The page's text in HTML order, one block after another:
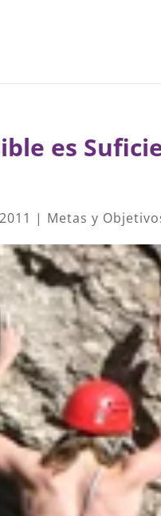
es
| Metas y